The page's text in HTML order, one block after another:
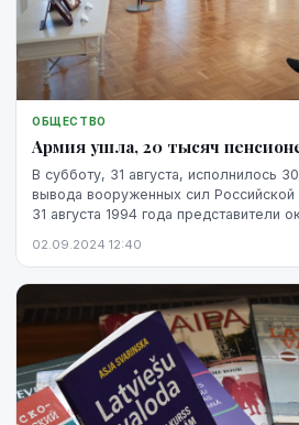
ОБЩЕСТВО
Армия ушла, 20 тысяч
В субботу, 31 августа, исполнилось
вывода вооруженных сил
31 августа 1994 года представители
02.09.2024 12:40